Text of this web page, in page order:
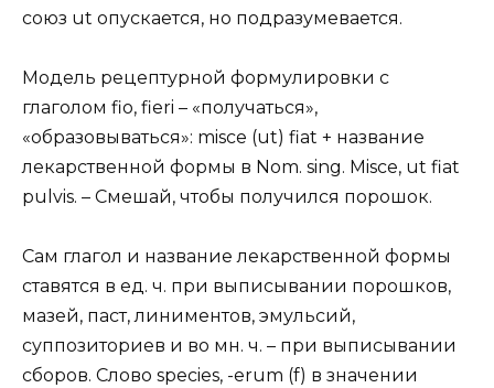
союз ut опускается, но подразумевается.
Модель рецептурной формулировки с
глаголом fio, fieri – «получаться»,
«образовываться»: misce (ut) fiat + название
лекарственной формы в Nom. sing. Misce, ut fiat
pulvis. – Смешай, чтобы получился порошок.
Сам глагол и название лекарственной формы
ставятся в ед. ч. при выписывании порошков,
мазей, паст, линиментов, эмульсий,
суппозиториев и во мн. ч. – при выписывании
сборов. Слово species, -erum (f) в значении